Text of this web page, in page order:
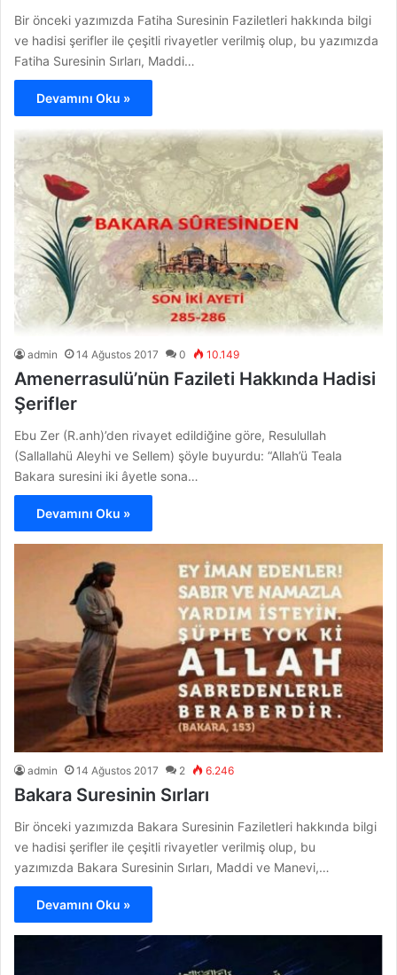
Bir önceki yazımızda Fatiha Suresinin Faziletleri hakkında bilgi
ve hadisi şerifler ile çeşitli rivayetler verilmiş olup, bu yazımızda
Fatiha Suresinin Sırları, Maddi…
Devamını Oku »
admin 14 Ağustos 2017 0 10.149
Amenerrasulü’nün Fazileti Hakkında Hadisi
Şerifler
Ebu Zer (R.anh)’den rivayet edildiğine göre, Resulullah
(Sallallahü Aleyhi ve Sellem) şöyle buyurdu: “Allah’ü Teala
Bakara suresini iki âyetle sona…
Devamını Oku »
admin 14 Ağustos 2017 2 6.246
Bakara Suresinin Sırları
Bir önceki yazımızda Bakara Suresinin Faziletleri hakkında bilgi
ve hadisi şerifler ile çeşitli rivayetler verilmiş olup, bu
yazımızda Bakara Suresinin Sırları, Maddi ve Manevi,…
Devamını Oku »